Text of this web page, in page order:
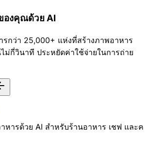
องคุณด้วย AI
รกว่า 25,000+ แห่งที่สร้างภาพอาหาร
ม่กี่วินาที ประหยัดค่าใช้จ่ายในการถ่าย
หารด้วย AI สำหรับร้านอาหาร เชฟ และค